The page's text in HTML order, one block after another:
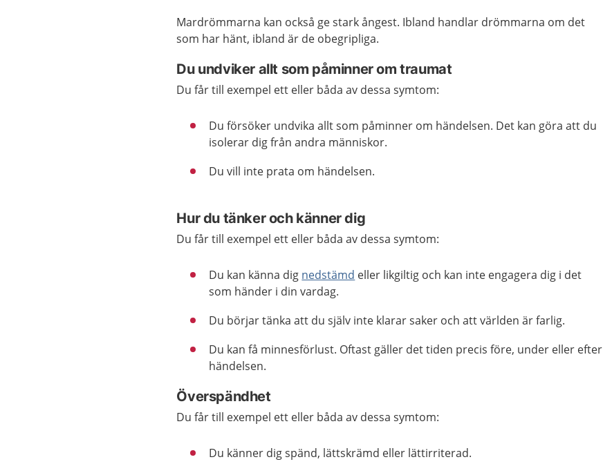
Mardrömmarna kan också ge stark ångest. Ibland handlar drömmarna om det
som har hänt, ibland är de obegripliga.
Du undviker allt som påminner om traumat
Du får till exempel ett eller båda av dessa symtom:
Du försöker undvika allt som påminner om händelsen. Det kan göra att du
isolerar dig från andra människor.
Du vill inte prata om händelsen.
Hur du tänker och känner dig
Du får till exempel ett eller båda av dessa symtom:
Du kan känna dig nedstämd eller likgiltig och kan inte engagera dig i det
som händer i din vardag.
Du börjar tänka att du själv inte klarar saker och att världen är farlig.
Du kan få minnesförlust. Oftast gäller det tiden precis före, under eller efter
händelsen.
Överspändhet
Du får till exempel ett eller båda av dessa symtom:
Du känner dig spänd, lättskrämd eller lättirriterad.